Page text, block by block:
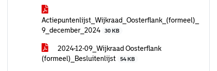
Actiepuntenlijst_Wijkraad_Oosterflank_(formeel)_
9_december_2024
30 KB
2024-12-09_Wijkraad Oosterflank
(formeel)_Besluitenlijst
54 KB